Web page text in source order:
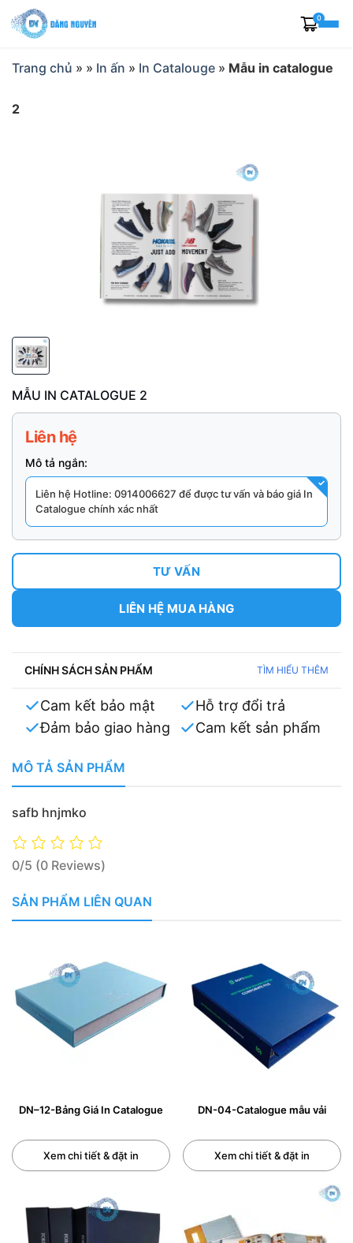
Skip
to
0
Trang chủ » » In ấn » In Catalouge » Mẫu in catalogue
2
MẪU IN CATALOGUE 2
Liên hệ
Mô tả ngắn:
Liên hệ Hotline: 0914006627 để được tư vấn và báo giá In
Catalogue chính xác nhất
TƯ VẤN
LIÊN HỆ MUA HÀNG
CHÍNH SÁCH SẢN PHẨM TÌM HIỂU THÊM
Cam kết bảo mật
Hỗ trợ đổi trả
Đảm bảo giao hàng
Cam kết sản phẩm
MÔ TẢ SẢN PHẨM
safb hnjmko
0/5 (0 Reviews)
SẢN PHẨM LIÊN QUAN
DN–12-Bảng Giá In Catalogue
Xem chi tiết & đặt in
DN-04-Catalogue mẫu vải
Xem chi tiết & đặt in